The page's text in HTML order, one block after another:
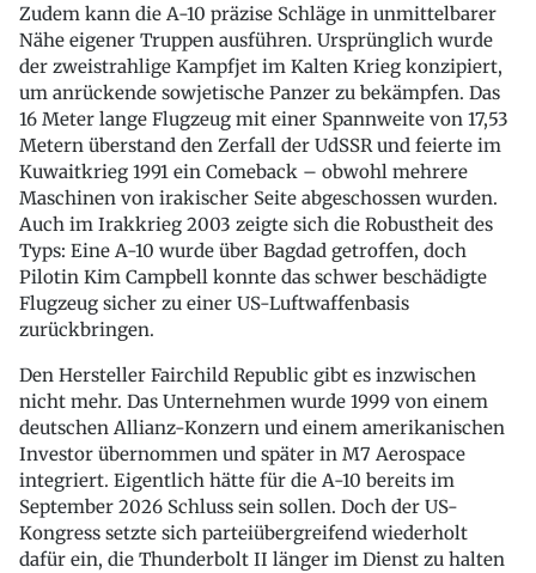
Zudem kann die A-10 präzise Schläge in unmittelbarer
Nähe eigener Truppen ausführen. Ursprünglich wurde
der zweistrahlige Kampfjet im Kalten Krieg konzipiert,
um anrückende sowjetische Panzer zu bekämpfen. Das
16 Meter lange Flugzeug mit einer Spannweite von 17,53
Metern überstand den Zerfall der UdSSR und feierte im
Kuwaitkrieg 1991 ein Comeback – obwohl mehrere
Maschinen von irakischer Seite abgeschossen wurden.
Auch im Irakkrieg 2003 zeigte sich die Robustheit des
Typs: Eine A-10 wurde über Bagdad getroffen, doch
Pilotin Kim Campbell konnte das schwer beschädigte
Flugzeug sicher zu einer US-Luftwaffenbasis
zurückbringen.
Den Hersteller Fairchild Republic gibt es inzwischen
nicht mehr. Das Unternehmen wurde 1999 von einem
deutschen Allianz-Konzern und einem amerikanischen
Investor übernommen und später in M7 Aerospace
integriert. Eigentlich hätte für die A-10 bereits im
September 2026 Schluss sein sollen. Doch der US-
Kongress setzte sich parteiübergreifend wiederholt
dafür ein, die Thunderbolt II länger im Dienst zu halten